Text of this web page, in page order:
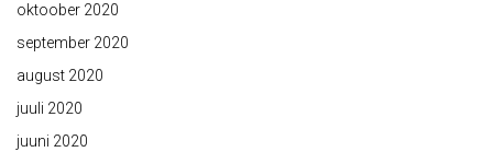
oktoober 2020
september 2020
august 2020
juuli 2020
juuni 2020